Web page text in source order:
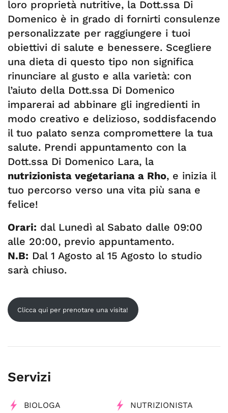
loro proprietà nutritive, la Dott.ssa Di
Domenico è in grado di fornirti consulenze
personalizzate per raggiungere i tuoi
obiettivi di salute e benessere. Scegliere
una dieta di questo tipo non significa
rinunciare al gusto e alla varietà: con
l’aiuto della Dott.ssa Di Domenico
imparerai ad abbinare gli ingredienti in
modo creativo e delizioso, soddisfacendo
il tuo palato senza compromettere la tua
salute. Prendi appuntamento con la
Dott.ssa Di Domenico Lara, la
nutrizionista vegetariana a Rho, e inizia il
tuo percorso verso una vita più sana e
felice!
Orari: dal Lunedì al Sabato dalle 09:00
alle 20:00, previo appuntamento.
N.B: Dal 1 Agosto al 15 Agosto lo studio
sarà chiuso.
Clicca qui per prenotare una visita!
Servizi
BIOLOGA
NUTRIZIONISTA